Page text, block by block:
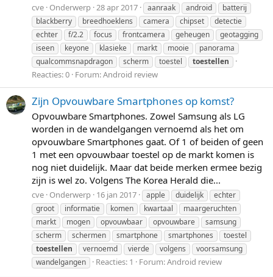
cve Onderwerp 28 apr 2017 aanraak android
batterij
blackberry
breedhoeklens camera chipset
detectie
echter
f/2.2 focus frontcamera geheugen
geotagging
iseen
keyone klasieke markt mooie
panorama
qualcommsnapdragon
scherm toestel toestellen
Reacties: 0 Forum:Android review
Zijn Opvouwbare Smartphones op komst?
Opvouwbare Smartphones. Zowel Samsung als LG
worden in de wandelgangen vernoemd als het om
opvouwbare Smartphones gaat. Of 1 of beiden of geen
1 met een opvouwbaar toestel op de markt komen is
nog niet duidelijk. Maar dat beide merken ermee bezig
zijn is wel zo. Volgens The Korea Herald die...
cve Onderwerp 16 jan 2017 apple duidelijk
echter
groot
informatie komen kwartaal
maargeruchten
markt
mogen opvouwbaar opvouwbare
samsung
scherm
schermen smartphone smartphones
toestel
toestellen
vernoemd vierde volgens
voorsamsung
wandelgangen
Reacties: 1 Forum:Android review